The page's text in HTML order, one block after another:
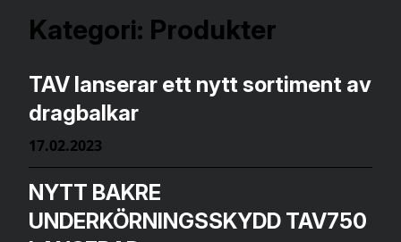
Kategori: Produkter
TAV lanserar ett nytt sortiment av
dragbalkar
17.02.2023
NYTT BAKRE
UNDERKÖRNINGSSKYDD TAV750